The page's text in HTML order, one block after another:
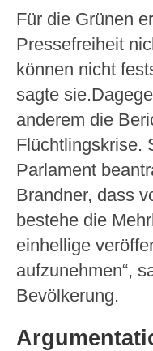
Für die Grünen
Pressefreiheit
können nicht
sagte
anderem die
Flüchtlingskrise.
Parlament
Brandner, dass
bestehe die
einhellige
aufzunehmen“,
Bevölkerung.